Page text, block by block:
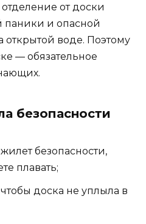
от доски
паники и опасной
открытой воде. Поэтому
— обязательное
безопасности
безопасности,
плавать;
доска не уплыла в